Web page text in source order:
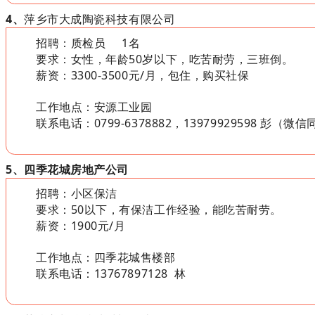
4、萍乡市大成陶瓷科技有限公司
招聘：质检员 1名
要求：女性，年龄50岁以下，吃苦耐劳，三班倒。
薪资：3300-3500元/月，包住，购买社保
工作地点：安源工业园
联系电话：0799-6378882，13979929598 彭（微信
5、四季花城房地产公司
招聘：小区保洁
要求：50以下，有保洁工作经验，能吃苦耐劳。
薪资：1900元/月
工作地点：四季花城售楼部
联系电话： 13767897128 林